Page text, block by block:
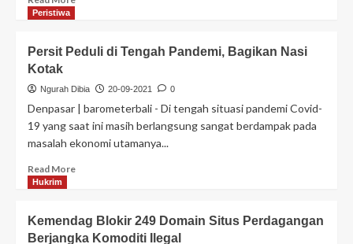
Peristiwa
Persit Peduli di Tengah Pandemi, Bagikan Nasi
Kotak
Ngurah Dibia 20-09-2021 0
Denpasar | barometerbali - Di tengah situasi pandemi Covid-
19 yang saat ini masih berlangsung sangat berdampak pada
masalah ekonomi utamanya...
Read More
Hukrim
Kemendag Blokir 249 Domain Situs Perdagangan
Berjangka Komoditi Ilegal